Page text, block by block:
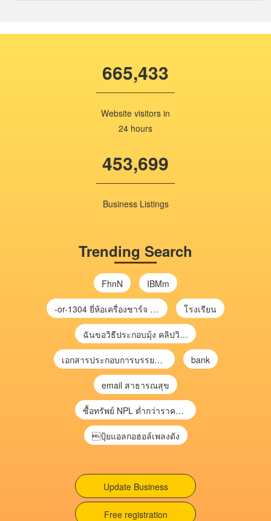
665,433
Website visitors in
24 hours
453,699
Business Listings
Trending Search
FhnN IBMm
-or-1304 ยี่ห้อเครื่องชาร์จ chargecore โรงเรียน
ฉันขอวิธีประกอบมุ้ง คลิปวิดีโอ การประกอบมุ้ง
เอกสารประกอบการบรรยาย การประเมินความเสี่ยงเพื่อวางแผนการตรวจสอบ \ bank
email สาธารณสุข
ซื้อทรัพย์ NPL ต่ำกว่าราคาตลาด 30-70% แบบไม่ต้องไปประมูล”
ปุ้ยแอลกอฮอล์เพลงดัง
Update Business
Free registration